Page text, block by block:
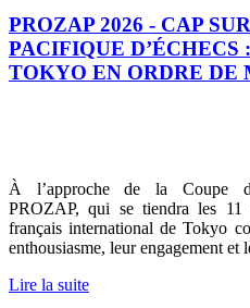
PROZAP 2026 - CAP
PACIFIQUE
TOKYO EN ORDRE DE
À l’approche de la Coupe
PROZAP, qui se tiendra les
français international de Tokyo
enthousiasme, leur engagement et
Lire la suite